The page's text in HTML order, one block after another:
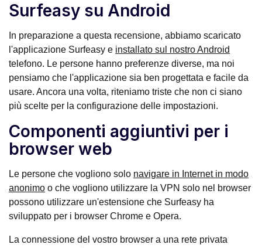
Surfeasy su Android
In preparazione a questa recensione, abbiamo scaricato
l'applicazione Surfeasy e installato sul nostro Android
telefono. Le persone hanno preferenze diverse, ma noi
pensiamo che l'applicazione sia ben progettata e facile da
usare. Ancora una volta, riteniamo triste che non ci siano
più scelte per la configurazione delle impostazioni.
Componenti aggiuntivi per i
browser web
Le persone che vogliono solo navigare in Internet in modo
anonimo o che vogliono utilizzare la VPN solo nel browser
possono utilizzare un'estensione che Surfeasy ha
sviluppato per i browser Chrome e Opera.
La connessione del vostro browser a una rete privata